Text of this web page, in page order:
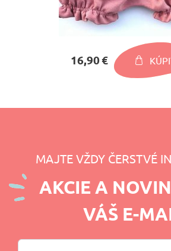
16,90 €
MAJTE VŽDY ČERSTVÉ
AKCIE A
VÁŠ E-